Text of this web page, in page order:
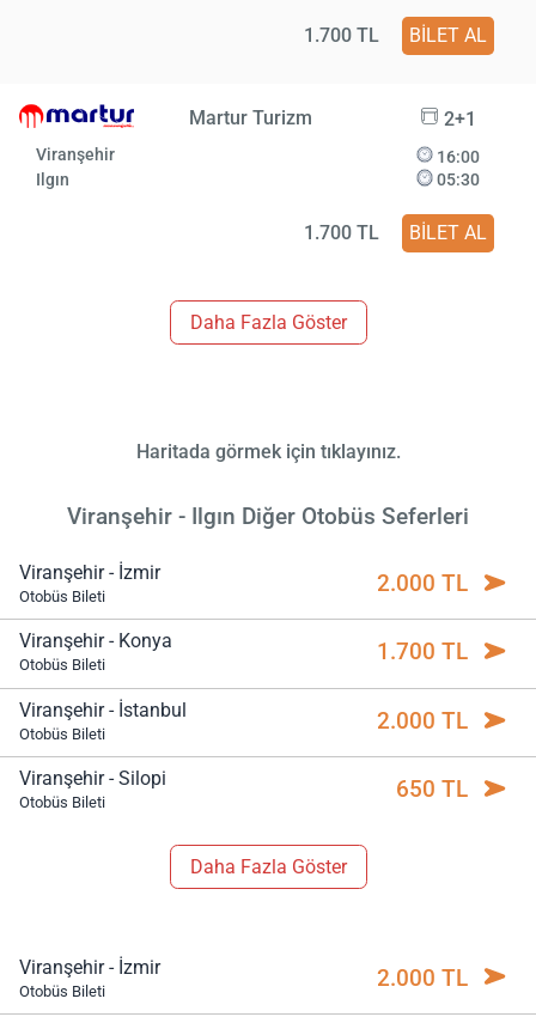
1.700 TL BİLET AL
Martur Turizm 2+1
Viranşehir
Ilgın
16:00
05:30
1.700 TL BİLET AL
Daha Fazla Göster
Haritada görmek için tıklayınız.
Viranşehir - Ilgın Diğer Otobüs Seferleri
Viranşehir - İzmir
Otobüs Bileti 2.000 TL
Viranşehir - Konya
Otobüs Bileti 1.700 TL
Viranşehir - İstanbul
Otobüs Bileti 2.000 TL
Viranşehir - Silopi
Otobüs Bileti 650 TL
Daha Fazla Göster
Viranşehir - İzmir
Otobüs Bileti 2.000 TL